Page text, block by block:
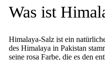
Was ist
Himalaya-Salz ist ein
des Himalaya in Pakistan
seine rosa Farbe, die es den